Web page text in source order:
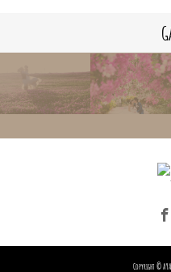
Copyright ©